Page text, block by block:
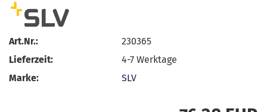
Art.Nr.:
230365
Lieferzeit:
4-7 Werktage
Marke:
SLV